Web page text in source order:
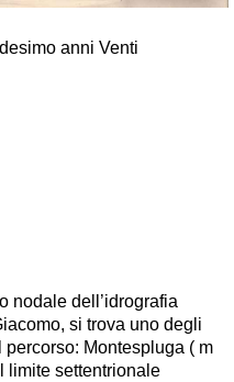
anni Venti
nodale dell’idrografia
si trova uno degli
Montespluga ( m
limite settentrionale